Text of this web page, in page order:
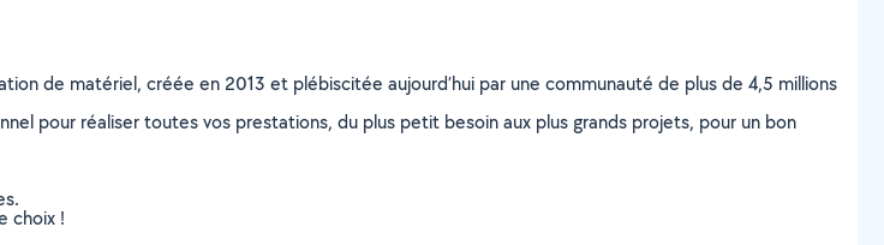
de matériel, créée en 2013 et plébiscitée aujourd’hui par une communauté de plus de 4,5 millions
pour réaliser toutes vos prestations, du plus petit besoin aux plus grands projets, pour un bon
choix !